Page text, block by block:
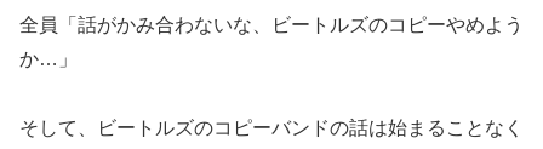
全員「話がかみ合わないな、ビートルズのコピーやめよう
か…」
そして、ビートルズのコピーバンドの話は始まることなく